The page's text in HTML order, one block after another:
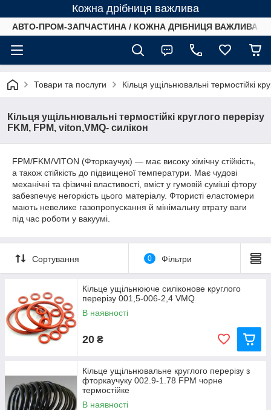
Кожна дрібниця важлива
АВТО-ПРОМ-ЗАПЧАСТИНА / КОЖНА ДРІБНИЦЯ ВАЖЛИВА /
Товари та послуги Кільця ущільнювальні термостійкі
Кільця ущільнювальні термостійкі круглого перерізу
FKM, FPM, viton,VMQ- силікон
FPM/FKM/VITON (Фторкаучук) — має високу хімічну стійкість,
а також стійкість до підвищеної температури. Має чудові
механічні та фізичні властивості, вміст у гумовій суміші фтору
забезпечує негоркість цього матеріалу. Фтористі еластомери
мають невелике газопропускання й мінімальну втрату ваги
під час роботи у вакуумі.
Сортування 0 Фільтри
Кільце ущільнююче силіконове круглого
перерізу 001,5-006-2,4 VMQ
В наявності
20 ₴
Кільце ущільнювальне круглого перерізу з
фторкаучуку 002.9-1.78 FРM чорне
термостійке
В наявності